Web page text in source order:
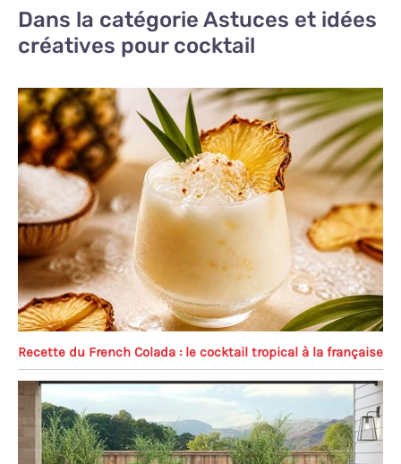
Dans la catégorie Astuces et idées
créatives pour cocktail
Recette du French Colada : le cocktail tropical à la française